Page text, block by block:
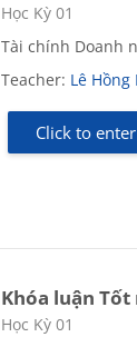
Course category
Học Kỳ 01
Tài chính Doanh
Teacher: Lê Hồng
Click to
Khóa luận Tốt
Course category
Học Kỳ 01